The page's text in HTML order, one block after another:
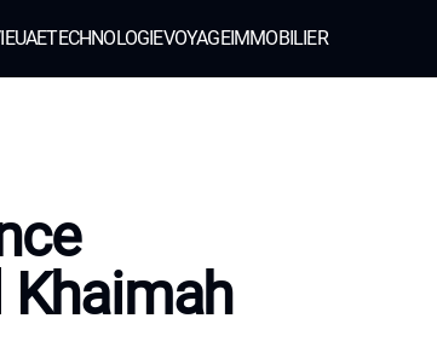
UAETECHNOLOGIEVOYAGEIMMOBILIER
Khaimah